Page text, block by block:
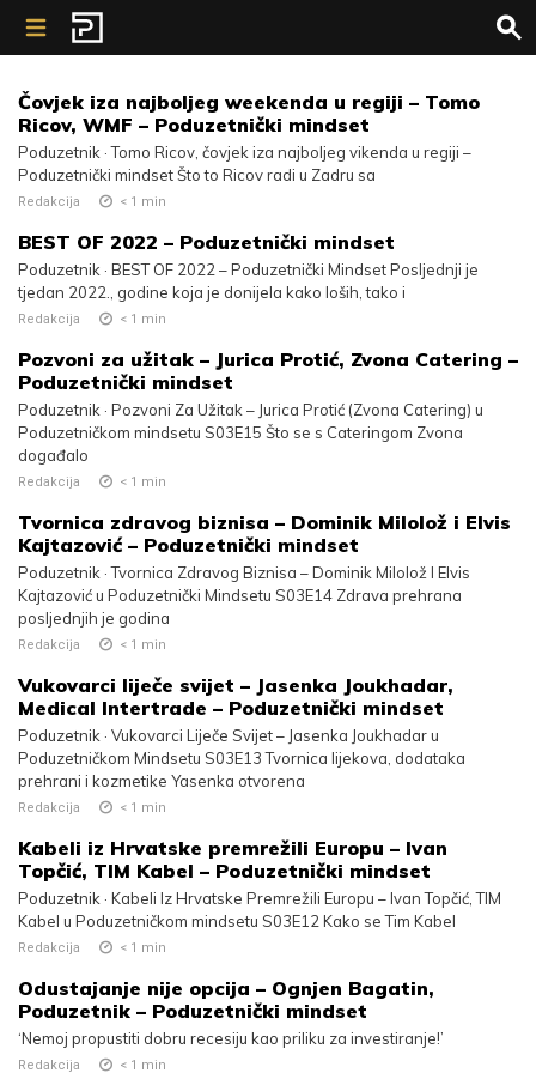
Skip to content
Čovjek iza najboljeg weekenda u regiji – Tomo
Ricov, WMF – Poduzetnički mindset
Poduzetnik · Tomo Ricov, čovjek iza najboljeg vikenda u regiji –
Poduzetnički mindset Što to Ricov radi u Zadru sa
Redakcija < 1 min
BEST OF 2022 – Poduzetnički mindset
Poduzetnik · BEST OF 2022 – Poduzetnički Mindset Posljednji je
tjedan 2022., godine koja je donijela kako loših, tako i
Redakcija < 1 min
Pozvoni za užitak – Jurica Protić, Zvona Catering –
Poduzetnički mindset
Poduzetnik · Pozvoni Za Užitak – Jurica Protić (Zvona Catering) u
Poduzetničkom mindsetu S03E15 Što se s Cateringom Zvona
događalo
Redakcija < 1 min
Tvornica zdravog biznisa – Dominik Milolož i Elvis
Kajtazović – Poduzetnički mindset
Poduzetnik · Tvornica Zdravog Biznisa – Dominik Milolož I Elvis
Kajtazović u Poduzetnički Mindsetu S03E14 Zdrava prehrana
posljednjih je godina
Redakcija < 1 min
Vukovarci liječe svijet – Jasenka Joukhadar,
Medical Intertrade – Poduzetnički mindset
Poduzetnik · Vukovarci Liječe Svijet – Jasenka Joukhadar u
Poduzetničkom Mindsetu S03E13 Tvornica lijekova, dodataka
prehrani i kozmetike Yasenka otvorena
Redakcija < 1 min
Kabeli iz Hrvatske premrežili Europu – Ivan
Topčić, TIM Kabel – Poduzetnički mindset
Poduzetnik · Kabeli Iz Hrvatske Premrežili Europu – Ivan Topčić, TIM
Kabel u Poduzetničkom mindsetu S03E12 Kako se Tim Kabel
Redakcija < 1 min
Odustajanje nije opcija – Ognjen Bagatin,
Poduzetnik – Poduzetnički mindset
‘Nemoj propustiti dobru recesiju kao priliku za investiranje!’
Redakcija < 1 min